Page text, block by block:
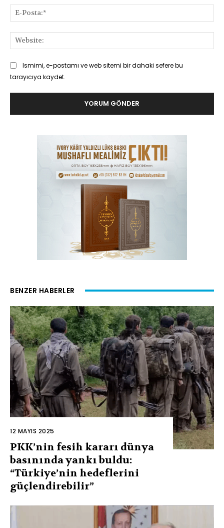
Ismimi, e-postamı ve web sitemi bir dahaki sefere bu
tarayıcıya kaydet.
BENZER HABERLER
12 MAYIS 2025
PKK’nin fesih kararı dünya
basınında yankı buldu:
“Türkiye’nin hedeflerini
güçlendirebilir”